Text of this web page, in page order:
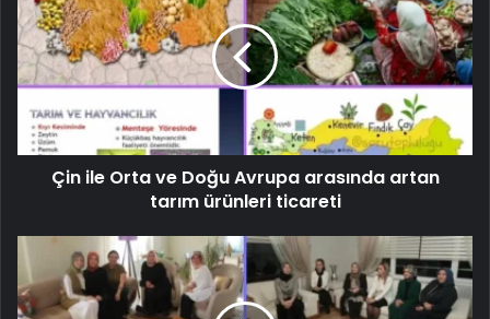
Çin ile Orta ve Doğu Avrupa arasında artan
tarım ürünleri ticareti